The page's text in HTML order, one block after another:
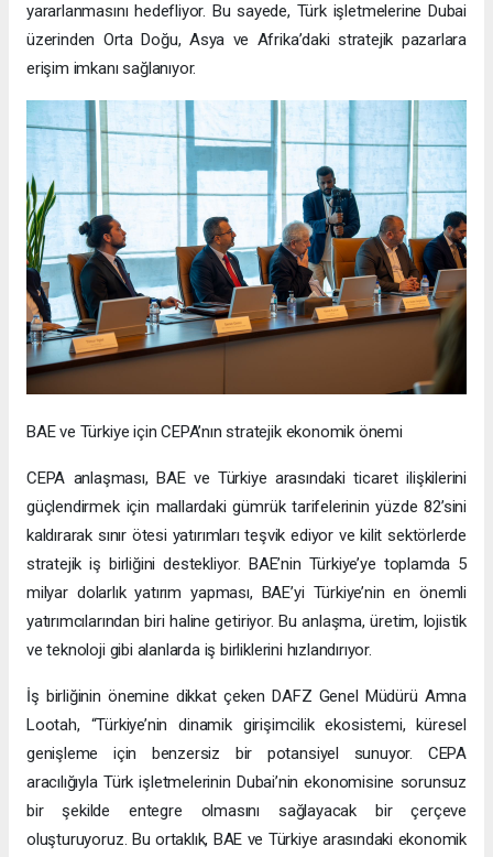
yararlanmasını hedefliyor. Bu sayede, Türk işletmelerine Dubai
üzerinden Orta Doğu, Asya ve Afrika’daki stratejik pazarlara
erişim imkanı sağlanıyor.
BAE ve Türkiye için CEPA’nın stratejik ekonomik önemi
CEPA anlaşması, BAE ve Türkiye arasındaki ticaret ilişkilerini
güçlendirmek için mallardaki gümrük tarifelerinin yüzde 82’sini
kaldırarak sınır ötesi yatırımları teşvik ediyor ve kilit sektörlerde
stratejik iş birliğini destekliyor. BAE’nin Türkiye’ye toplamda 5
milyar dolarlık yatırım yapması, BAE’yi Türkiye’nin en önemli
yatırımcılarından biri haline getiriyor. Bu anlaşma, üretim, lojistik
ve teknoloji gibi alanlarda iş birliklerini hızlandırıyor.
İş birliğinin önemine dikkat çeken DAFZ Genel Müdürü Amna
Lootah, “Türkiye’nin dinamik girişimcilik ekosistemi, küresel
genişleme için benzersiz bir potansiyel sunuyor. CEPA
aracılığıyla Türk işletmelerinin Dubai’nin ekonomisine sorunsuz
bir şekilde entegre olmasını sağlayacak bir çerçeve
oluşturuyoruz. Bu ortaklık, BAE ve Türkiye arasındaki ekonomik